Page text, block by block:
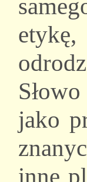
jako
inne